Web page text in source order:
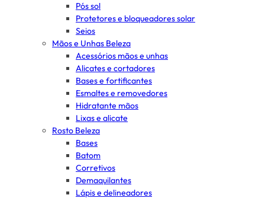
Pós sol
Protetores e bloqueadores solar
Seios
Mãos e Unhas Beleza
Acessórios mãos e unhas
Alicates e cortadores
Bases e fortificantes
Esmaltes e removedores
Hidratante mãos
Lixas e alicate
Rosto Beleza
Bases
Batom
Corretivos
Demaquilantes
Lápis e delineadores